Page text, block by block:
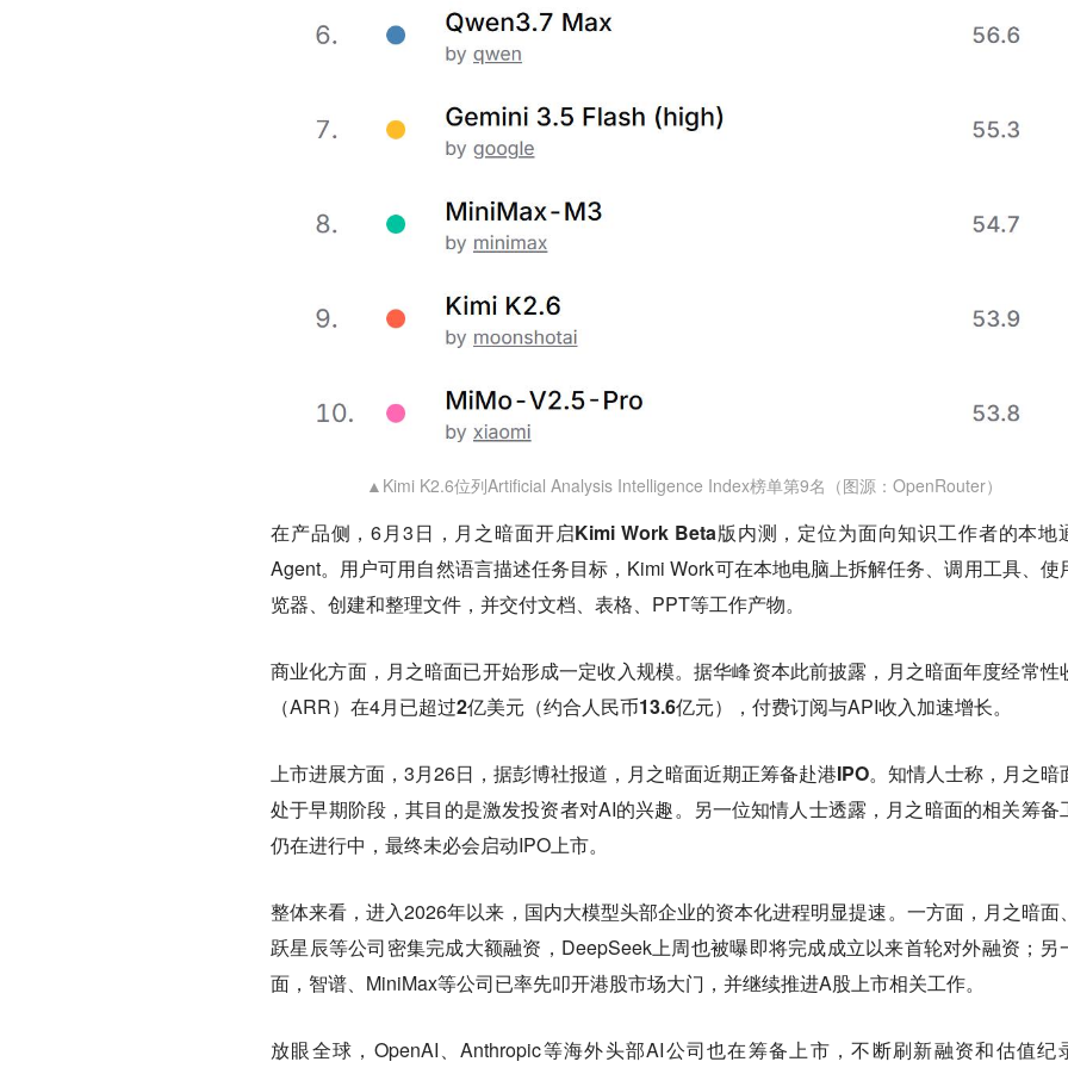
▲Kimi K2.6位列Artificial Analysis Intelligence Index榜单第9名（图源：OpenRouter）
在产品侧，6月3日，月之暗面开启Kimi Work Beta版内测 ，定位为面向知识工作者的本地
Agent。用户可用自然语言描述任务目标，Kimi Work可在本地电脑上拆解任务、调用工具、使
览器、创建和整理文件，并交付文档、表格、PPT等工作产物。
商业化方面，月之暗面已开始形成一定收入规模。据华峰资本此前披露，月之暗面年度经常性
（ARR）在4月已超过2亿美元（约合人民币13.6亿元） ，付费订阅与API收入加速增长。
上市进展方面，3月26日，据彭博社报道，月之暗面近期正筹备赴港IPO。知情人士称，月之暗
处于早期阶段，其目的是激发投资者对AI的兴趣。另一位知情人士透露，月之暗面的相关筹备
仍在进行中，最终未必会启动IPO上市。
整体来看，进入2026年以来，国内大模型头部企业的资本化进程明显提速。一方面，月之暗面
跃星辰等公司密集完成大额融资，DeepSeek上周也被曝即将完成成立以来首轮对外融资；另
面，智谱、MiniMax等公司已率先叩开港股市场大门，并继续推进A股上市相关工作。
放眼全球，OpenAI、Anthropic等海外头部AI公司也在筹备上市，不断刷新融资和估值纪